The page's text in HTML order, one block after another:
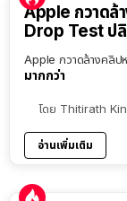
Apple กวาดล้
Drop Test ปลิ
Apple กวาดล้างคลิ
มากกว่า
โดย Thitirath
อ่านเพิ่มเติม